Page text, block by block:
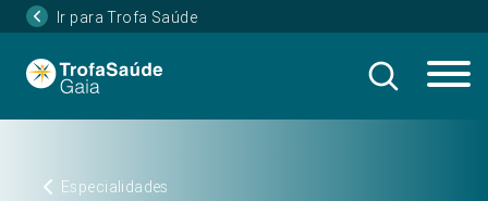
Ir para Trofa Saúde
Especialidades